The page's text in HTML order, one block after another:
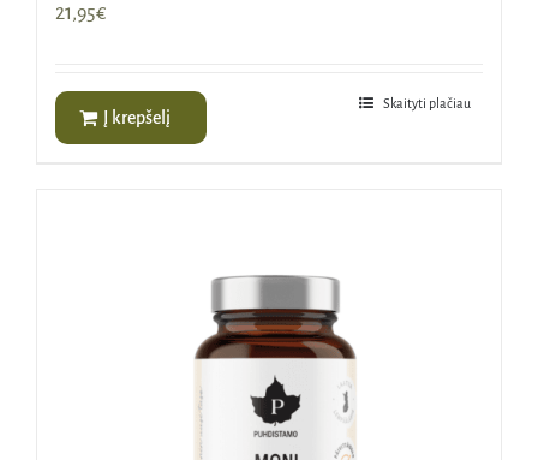
21,95€
Į krepšelį
Skaityti plačiau